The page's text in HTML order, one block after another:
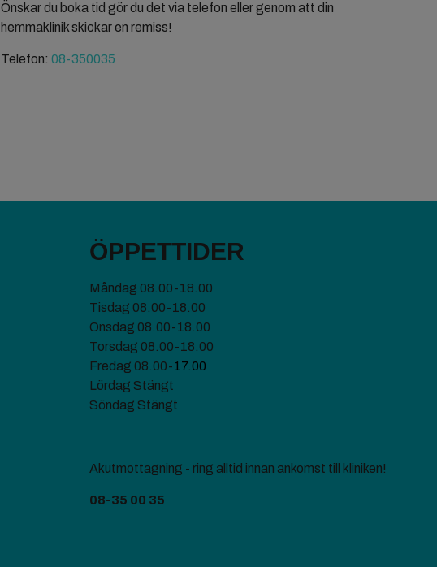
Önskar du boka tid gör du det via telefon eller genom att din
hemmaklinik skickar en remiss!
Telefon: 08-350035
ÖPPETTIDER
Måndag 08.00-18.00
Tisdag 08.00-18.00
Onsdag 08.00-18.00
Torsdag 08.00-18.00
Fredag 08.00-17.00
Lördag Stängt
Söndag Stängt
Akutmottagning - ring alltid innan ankomst till kliniken!
08-35 00 35